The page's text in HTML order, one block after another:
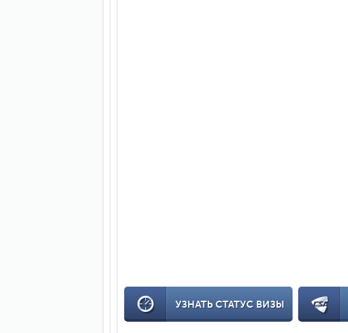
УЗНАТЬ СТАТУС ВИЗЫ